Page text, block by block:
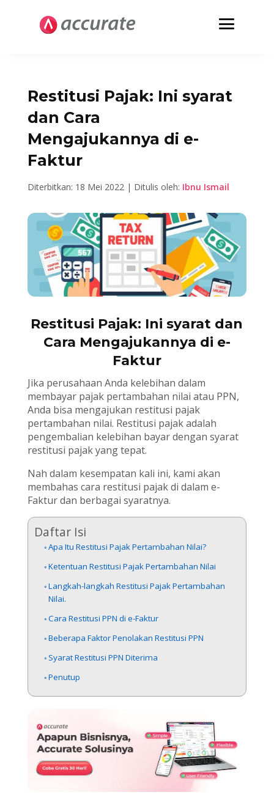
Restitusi Pajak: Ini syarat
dan Cara
Mengajukannya di e-
Faktur
Diterbitkan: 18 Mei 2022 | Ditulis oleh: Ibnu Ismail
Restitusi Pajak: Ini syarat dan
Cara Mengajukannya di e-
Faktur
Jika perusahaan Anda kelebihan dalam
membayar pajak pertambahan nilai atau PPN,
Anda bisa mengajukan restitusi pajak
pertambahan nilai. Restitusi pajak adalah
pengembalian kelebihan bayar dengan syarat
restitusi pajak yang tepat.
Nah dalam kesempatan kali ini, kami akan
membahas cara restitusi pajak di dalam e-
Faktur dan berbagai syaratnya.
Daftar Isi
Apa Itu Restitusi Pajak Pertambahan Nilai?
Ketentuan Restitusi Pajak Pertambahan Nilai
Langkah-langkah Restitusi Pajak Pertambahan
Nilai.
Cara Restitusi PPN di e-Faktur
Beberapa Faktor Penolakan Restitusi PPN
Syarat Restitusi PPN Diterima
Penutup